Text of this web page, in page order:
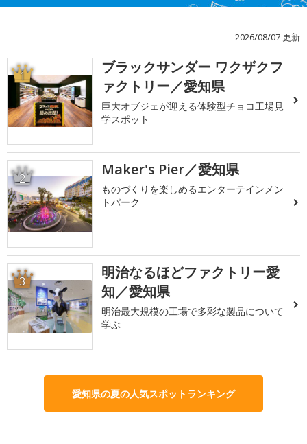
2026/08/07 更新
1
ブラックサンダー ワクザクフ
ァクトリー／愛知県
巨大オブジェが迎える体験型チョコ工場見
学スポット
2 Maker's Pier／愛知県
ものづくりを楽しめるエンターテインメン
トパーク
3
明治なるほどファクトリー愛
知／愛知県
明治最大規模の工場で多彩な製品について
学ぶ
愛知県の夏の人気スポットランキング